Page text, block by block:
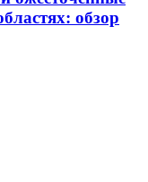
обзор